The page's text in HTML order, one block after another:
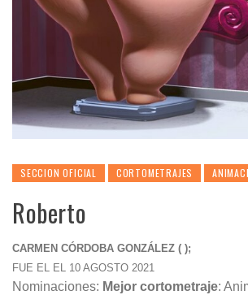
SECCION OFICIAL CORTOMETRAJES
Roberto
CARMEN CÓRDOBA GONZÁLEZ ( );
FUE EL EL 10 AGOSTO 2021
Nominaciones: Mejor cortometraje: